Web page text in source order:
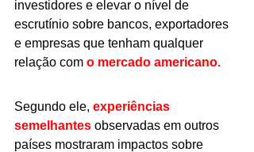
investidores e elevar o nível de
escrutínio sobre bancos, exportadores
e empresas que tenham qualquer
relação com o mercado americano.
Segundo ele, experiências
semelhantes observadas em outros
países mostraram impactos sobre